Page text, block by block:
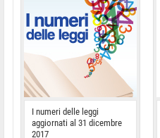
I numeri delle leggi
aggiornati al 31 dicembre
2017